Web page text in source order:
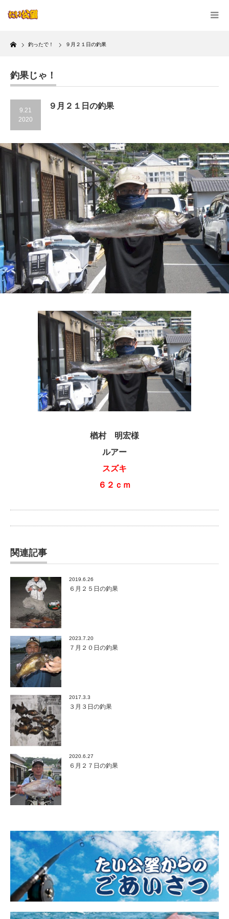
Home
釣ったで！ ９月２１日の釣果
釣果じゃ！
9.21
2020
９月２１日の釣果
楢村 明宏様
ルアー
スズキ
６２ｃｍ
関連記事
2019.6.26
６月２５日の釣果
2023.7.20
７月２０日の釣果
2017.3.3
３月３日の釣果
2020.6.27
６月２７日の釣果